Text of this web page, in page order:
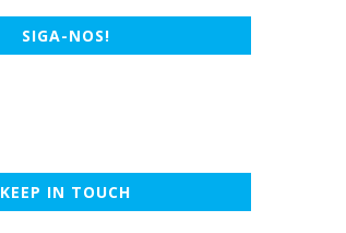
SIGA-NOS!
KEEP IN TOUCH